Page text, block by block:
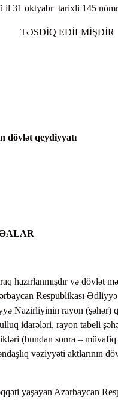
il 31 oktyabr tarixli 145
TƏSDİQ EDİLMİŞDİR
dövlət qeydiyyatı
hazırlanmışdır və dövlət
Respublikası
Nazirliyinin rayon (şəhər)
idarələri, rayon tabeli
(bundan sonra –
vəziyyəti aktlarının
yaşayan Azərbaycan